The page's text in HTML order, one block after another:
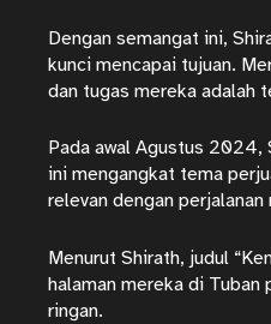
Dengan semangat ini,
kunci mencapai tujuan.
dan tugas mereka adalah
Pada awal Agustus 2024,
ini mengangkat tema
relevan dengan
Menurut Shirath, judul
halaman mereka di
ringan.